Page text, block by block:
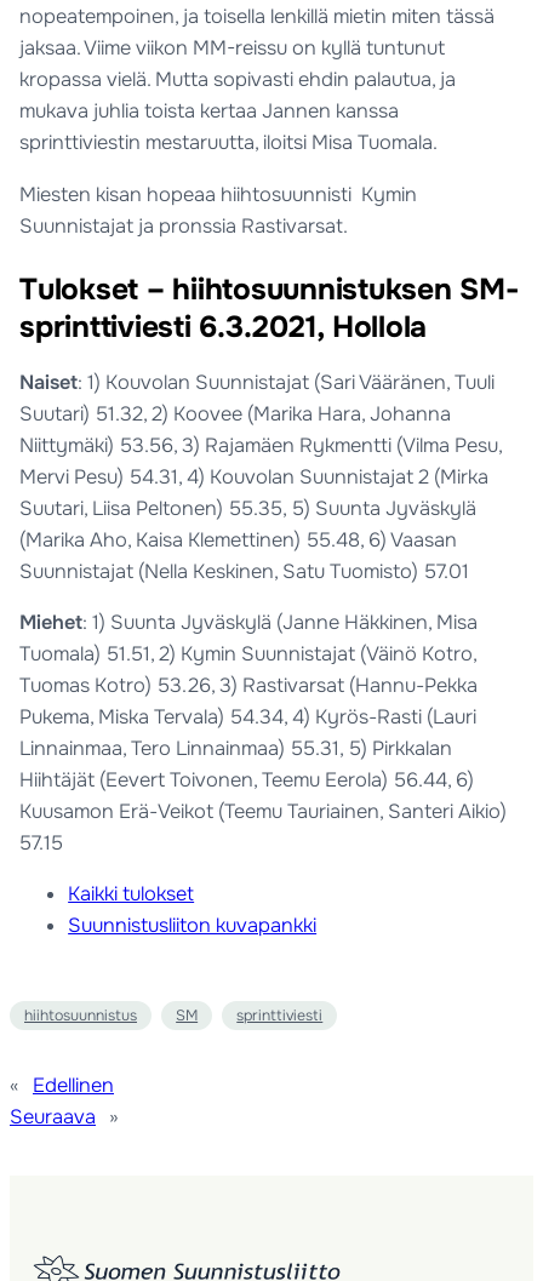
nopeatempoinen, ja toisella lenkillä mietin miten tässä
jaksaa. Viime viikon MM-reissu on kyllä tuntunut
kropassa vielä. Mutta sopivasti ehdin palautua, ja
mukava juhlia toista kertaa Jannen kanssa
sprinttiviestin mestaruutta, iloitsi Misa Tuomala.
Miesten kisan hopeaa hiihtosuunnisti Kymin
Suunnistajat ja pronssia Rastivarsat.
Tulokset – hiihtosuunnistuksen SM-
sprinttiviesti 6.3.2021, Hollola
Naiset: 1) Kouvolan Suunnistajat (Sari Vääränen, Tuuli
Suutari) 51.32, 2) Koovee (Marika Hara, Johanna
Niittymäki) 53.56, 3) Rajamäen Rykmentti (Vilma Pesu,
Mervi Pesu) 54.31, 4) Kouvolan Suunnistajat 2 (Mirka
Suutari, Liisa Peltonen) 55.35, 5) Suunta Jyväskylä
(Marika Aho, Kaisa Klemettinen) 55.48, 6) Vaasan
Suunnistajat (Nella Keskinen, Satu Tuomisto) 57.01
Miehet: 1) Suunta Jyväskylä (Janne Häkkinen, Misa
Tuomala) 51.51, 2) Kymin Suunnistajat (Väinö Kotro,
Tuomas Kotro) 53.26, 3) Rastivarsat (Hannu-Pekka
Pukema, Miska Tervala) 54.34, 4) Kyrös-Rasti (Lauri
Linnainmaa, Tero Linnainmaa) 55.31, 5) Pirkkalan
Hiihtäjät (Eevert Toivonen, Teemu Eerola) 56.44, 6)
Kuusamon Erä-Veikot (Teemu Tauriainen, Santeri Aikio)
57.15
Kaikki tulokset
Suunnistusliiton kuvapankki
hiihtosuunnistus SM sprinttiviesti
«
Edellinen
Seuraava
»